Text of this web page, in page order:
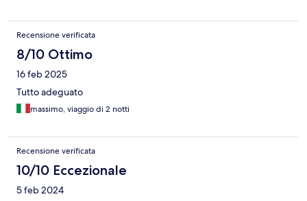
Recensione verificata
8/10 Ottimo
16 feb 2025
Tutto adeguato
massimo, viaggio di 2 notti
Recensione verificata
10/10 Eccezionale
5 feb 2024